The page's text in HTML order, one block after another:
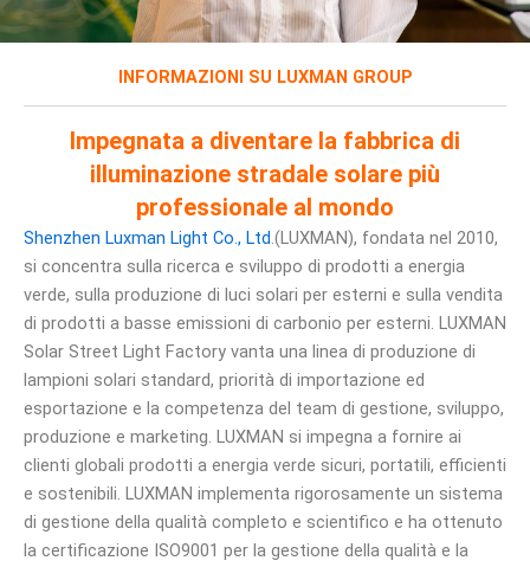
INFORMAZIONI SU LUXMAN GROUP
Impegnata a diventare la fabbrica di
illuminazione stradale solare più
professionale al mondo
Shenzhen Luxman Light Co., Ltd.(LUXMAN), fondata nel 2010,
si concentra sulla ricerca e sviluppo di prodotti a energia
verde, sulla produzione di luci solari per esterni e sulla vendita
di prodotti a basse emissioni di carbonio per esterni. LUXMAN
Solar Street Light Factory vanta una linea di produzione di
lampioni solari standard, priorità di importazione ed
esportazione e la competenza del team di gestione, sviluppo,
produzione e marketing. LUXMAN si impegna a fornire ai
clienti globali prodotti a energia verde sicuri, portatili, efficienti
e sostenibili. LUXMAN implementa rigorosamente un sistema
di gestione della qualità completo e scientifico e ha ottenuto
la certificazione ISO9001 per la gestione della qualità e la